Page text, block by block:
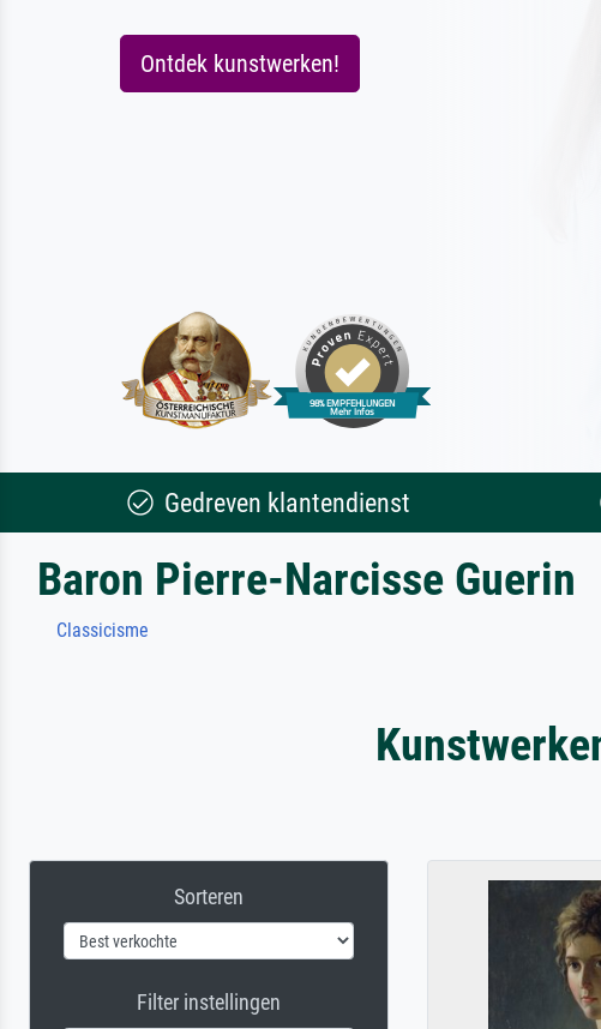
Ontdek kunstwerken!
Gedreven klantendienst
Baron Pierre-Narcisse Guerin
Classicisme
Sorteren
Filter instellingen